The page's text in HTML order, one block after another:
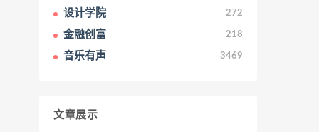
设计学院 272
金融创富 218
音乐有声 3469
文章展示